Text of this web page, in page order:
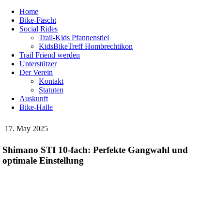
Home
Bike-Fäscht
Social Rides
Trail-Kids Pfannenstiel
KidsBikeTreff Hombrechtikon
Trail Friend werden
Unterstützer
Der Verein
Kontakt
Statuten
Auskunft
Bike-Halle
17. May 2025
Shimano STI 10-fach: Perfekte Gangwahl und
optimale Einstellung